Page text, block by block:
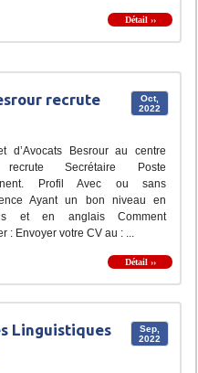
Détail ››
Oct,
2022
recrute
d’Avocats Besrour au centre
Secrétaire Poste
Profil Avec ou sans
Ayant un bon niveau en
et en anglais Comment
: Envoyer votre CV au : ...
Détail ››
Sep,
2022
Linguistiques